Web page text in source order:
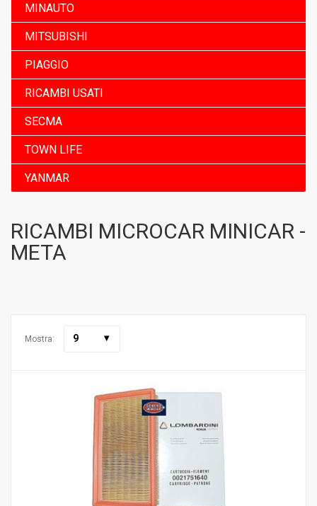
MINAUTO
MITSUBISHI
PIAGGIO
RICAMBI USATI
SECMA
TOWN LIFE
YANMAR
RICAMBI MICROCAR MINICAR -
META
Mostra: 9